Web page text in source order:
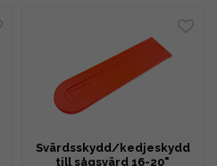
Svärdsskydd/kedjeskydd
till sågsvärd 16-20"